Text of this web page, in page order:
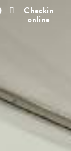
Checkin
online